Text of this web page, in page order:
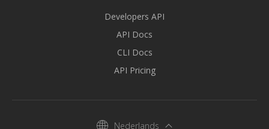
Developers API
API Docs
CLI Docs
API Pricing
Nederlands